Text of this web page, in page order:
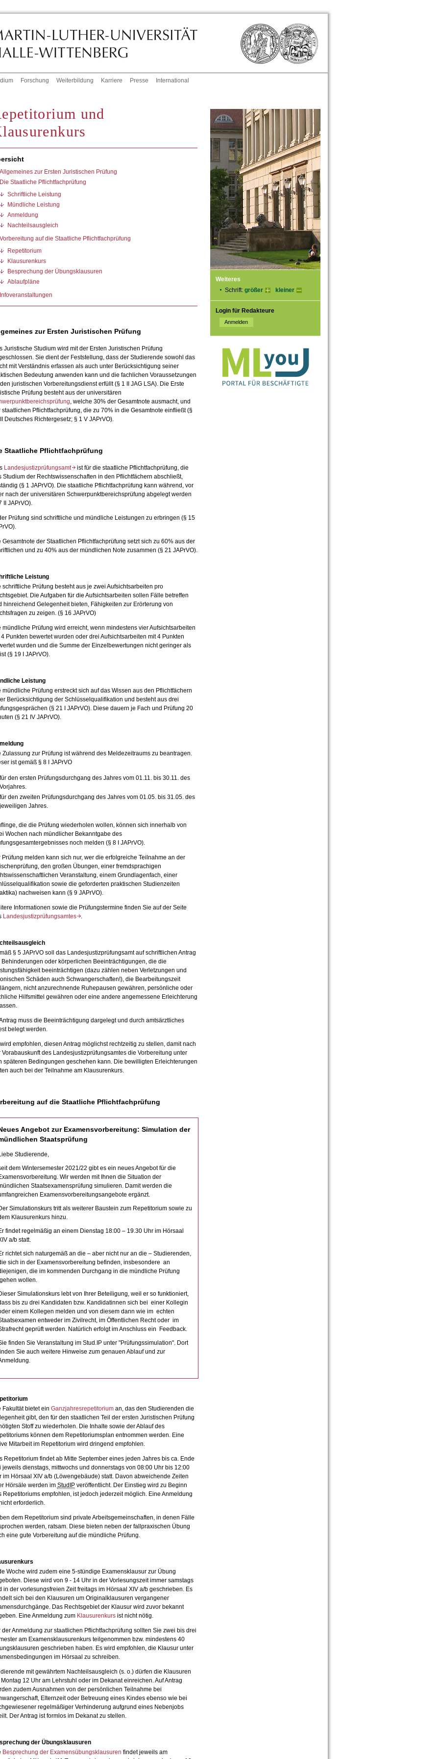
Forschung Weiterbildung Karriere Presse International
Weiteres
Schrift: größer kleiner
Login für Redakteure
und
zur Ersten Juristischen Prüfung
Staatliche Pflichtfachprüfung
Schriftliche Leistung
Mündliche Leistung
Anmeldung
Nachteilsausgleich
auf die Staatliche Pflichtfachprüfung
Repetitorium
Klausurenkurs
Besprechung der Übungsklausuren
Ablaufpläne
zur Ersten Juristischen Prüfung
Juristische Studium wird mit der Ersten Juristischen Prüfung
Sie dient der Feststellung, dass der Studierende sowohl das
mit Verständnis erfassen als auch unter Berücksichtigung seiner
Bedeutung anwenden kann und die fachlichen Voraussetzungen
juristischen Vorbereitungsdienst erfüllt (§ 1 II JAG LSA). Die Erste
Prüfung besteht aus der universitären
, welche 30% der Gesamtnote ausmacht, und
staatlichen Pflichtfachprüfung, die zu 70% in die Gesamtnote einfließt (§
Deutsches Richtergesetz; § 1 V JAPrVO).
Staatliche Pflichtfachprüfung
Landesjustizprüfungsamtist für die staatliche Pflichtfachprüfung, die
Studium der Rechtswissenschaften in den Pflichtfächern abschließt,
(§ 1 JAPrVO). Die staatliche Pflichtfachprüfung kann während, vor
nach der universitären Schwerpunktbereichsprüfung abgelegt werden
II JAPrVO).
Prüfung sind schriftliche und mündliche Leistungen zu erbringen (§ 15
Gesamtnote der Staatlichen Pflichtfachprüfung setzt sich zu 60% aus der
und zu 40% aus der mündlichen Note zusammen (§ 21 JAPrVO).
Leistung
schriftliche Prüfung besteht aus je zwei Aufsichtsarbeiten pro
Die Aufgaben für die Aufsichtsarbeiten sollen Fälle betreffen
hinreichend Gelegenheit bieten, Fähigkeiten zur Erörterung von
zu zeigen. (§ 16 JAPrVO)
mündliche Prüfung wird erreicht, wenn mindestens vier Aufsichtsarbeiten
4 Punkten bewertet wurden oder drei Aufsichtsarbeiten mit 4 Punkten
wurden und die Summe der Einzelbewertungen nicht geringer als
(§ 19 I JAPrVO).
Leistung
mündliche Prüfung erstreckt sich auf das Wissen aus den Pflichtfächern
Berücksichtigung der Schlüsselqualifikation und besteht aus drei
(§ 21 I JAPrVO). Diese dauern je Fach und Prüfung 20
(§ 21 IV JAPrVO).
Zulassung zur Prüfung ist während des Meldezeitraums zu beantragen.
ist gemäß § 8 I JAPrVO
den ersten Prüfungsdurchgang des Jahres vom 01.11. bis 30.11. des
den zweiten Prüfungsdurchgang des Jahres vom 01.05. bis 31.05. des
Jahres.
die die Prüfung wiederholen wollen, können sich innerhalb von
Wochen nach mündlicher Bekanntgabe des
noch melden (§ 8 I JAPrVO).
Prüfung melden kann sich nur, wer die erfolgreiche Teilnahme an der
den großen Übungen, einer fremdsprachigen
Veranstaltung, einem Grundlagenfach, einer
sowie die geforderten praktischen Studienzeiten
nachweisen kann (§ 9 JAPrVO).
Informationen sowie die Prüfungstermine finden Sie auf der Seite
Landesjustizprüfungsamtes.
§ 5 JAPrVO soll das Landesjustizprüfungsamt auf schriftlichen Antrag
Behinderungen oder körperlichen Beeinträchtigungen, die die
beeinträchtigen (dazu zählen neben Verletzungen und
Schäden auch Schwangerschaften!), die Bearbeitungszeit
nicht anzurechnende Ruhepausen gewähren, persönliche oder
Hilfsmittel gewähren oder eine andere angemessene Erleichterung
muss die Beeinträchtigung dargelegt und durch amtsärztliches
belegt werden.
empfohlen, diesen Antrag möglichst rechtzeitig zu stellen, damit nach
Vorabauskunft des Landesjustizprüfungsamtes die Vorbereitung unter
späteren Bedingungen geschehen kann. Die bewilligten Erleichterungen
auch bei der Teilnahme am Klausurenkurs.
auf die Staatliche Pflichtfachprüfung
Angebot zur Examensvorbereitung: Simulation der
Staatsprüfung
Studierende,
dem Wintersemester 2021/22 gibt es ein neues Angebot für die
Wir werden mit Ihnen die Situation der
Staatsexamensprüfung simulieren. Damit werden die
Examensvorbereitungsangebote ergänzt.
Simulationskurs tritt als weiterer Baustein zum Repetitorium sowie zu
Klausurenkurs hinzu.
findet regelmäßig an einem Dienstag 18:00 – 19.30 Uhr im Hörsaal
a/b statt.
richtet sich naturgemäß an die – aber nicht nur an die – Studierenden,
sich in der Examensvorbereitung befinden, insbesondere an
die im kommenden Durchgang in die mündliche Prüfung
wollen.
Simulationskurs lebt von Ihrer Beteiligung, weil er so funktioniert,
bis zu drei Kandidaten bzw. Kandidatinnen sich bei einer Kollegin
einem Kollegen melden und von diesem dann wie im echten
entweder im Zivilrecht, im Öffentlichen Recht oder im
geprüft werden. Natürlich erfolgt im Anschluss ein Feedback.
finden Sie Veranstaltung im Stud.IP unter "Prüfungssimulation". Dort
Sie auch weitere Hinweise zum genauen Ablauf und zur
Fakultät bietet ein Ganzjahresrepetitoriuman, das den Studierenden die
gibt, den für den staatlichen Teil der ersten Juristischen Prüfung
Stoff zu wiederholen. Die Inhalte sowie der Ablauf des
können dem Repetitoriumsplan entnommen werden. Eine
Mitarbeit im Repetitorium wird dringend empfohlen.
Repetitorium findet ab Mitte September eines jeden Jahres bis ca. Ende
jeweils dienstags, mittwochs und donnerstags von 08:00 Uhr bis 12:00
im Hörsaal XIV a/b (Löwengebäude) statt. Davon abweichende Zeiten
Hörsäle werden im StudIPveröffentlicht. Der Einstieg wird zu Beginn
Repetitoriums empfohlen, ist jedoch jederzeit möglich. Eine Anmeldung
erforderlich.
dem Repetitorium sind private Arbeitsgemeinschaften, in denen Fälle
werden, ratsam. Diese bieten neben der fallpraxischen Übung
eine gute Vorbereitung auf die mündliche Prüfung.
Woche wird zudem eine 5-stündige Examensklausur zur Übung
Diese wird von 9 - 14 Uhr in der Vorlesungszeit immer samstags
in der vorlesungsfreien Zeit freitags im Hörsaal XIV a/b geschrieben. Es
sich bei den Klausuren um Originalklausuren vergangener
Das Rechtsgebiet der Klausur wird zuvor bekannt
Eine Anmeldung zum Klausurenkursist nicht nötig.
der Anmeldung zur staatlichen Pflichtfachprüfung sollten Sie zwei bis drei
am Examensklausurenkurs teilgenommen bzw. mindestens 40
geschrieben haben. Es wird empfohlen, die Klausur unter
im Hörsaal zu schreiben.
mit gewährtem Nachteilsausgleich (s. o.) dürfen die Klausuren
12 Uhr am Lehrstuhl oder im Dekanat einreichen. Auf Antrag
zudem Ausnahmen von der persönlichen Teilnahme bei
Elternzeit oder Betreuung eines Kindes ebenso wie bei
regelmäßiger Verhinderung aufgrund eines Nebenjobs
Der Antrag ist formlos im Dekanat zu stellen.
der Übungsklausuren
Besprechung der Examensübungsklausuren findet jeweils am